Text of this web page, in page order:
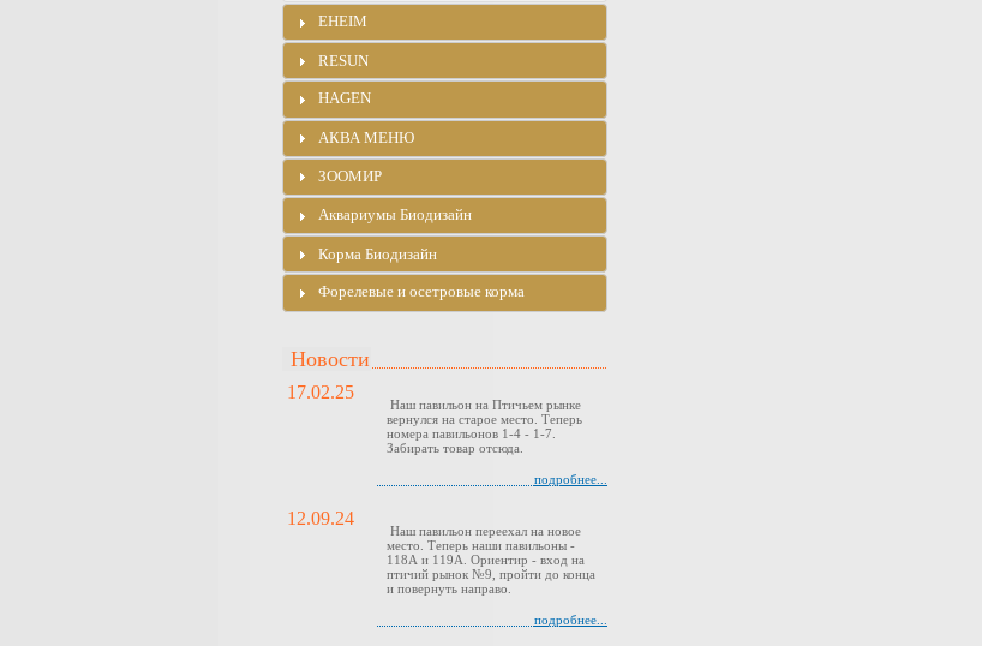
EHEIM
RESUN
HAGEN
АКВА МЕНЮ
ЗООМИР
Аквариумы Биодизайн
Корма Биодизайн
Форелевые и осетровые корма
Новости
17.02.25
Наш павильон на Птичьем рынке
вернулся на старое место. Теперь
номера павильонов 1-4 - 1-7.
Забирать товар отсюда.
подробнее...
12.09.24
Наш павильон переехал на новое
место. Теперь наши павильоны -
118А и 119А. Ориентир - вход на
птичий рынок №9, пройти до конца
и повернуть направо.
подробнее...